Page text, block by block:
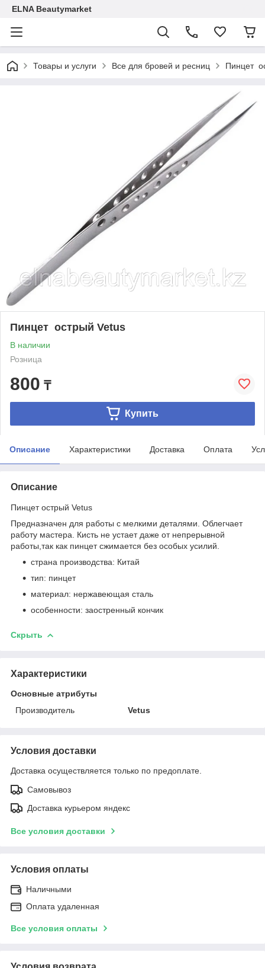
ELNA Beautymarket
Товары и услуги Все для бровей и ресниц Пинцет
Пинцет острый Vetus
В наличии
Розница
800 ₸
Купить
Описание Характеристики Доставка Оплата
Описание
Пинцет острый Vetus
Предназначен для работы с мелкими деталями. Облегчает
работу мастера. Кисть не устает даже от непрерывной
работы,так как пинцет сжимается без особых усилий.
страна производства: Китай
тип: пинцет
материал: нержавеющая сталь
особенности: заостренный кончик
Скрыть
Характеристики
Основные атрибуты
Производитель
Vetus
Условия доставки
Доставка осуществляется только по предоплате.
Самовывоз
Доставка курьером яндекс
Все условия доставки
Условия оплаты
Наличными
Оплата удаленная
Все условия оплаты